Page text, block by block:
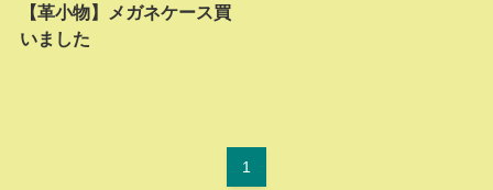
【革小物】メガネケース買
いました
1